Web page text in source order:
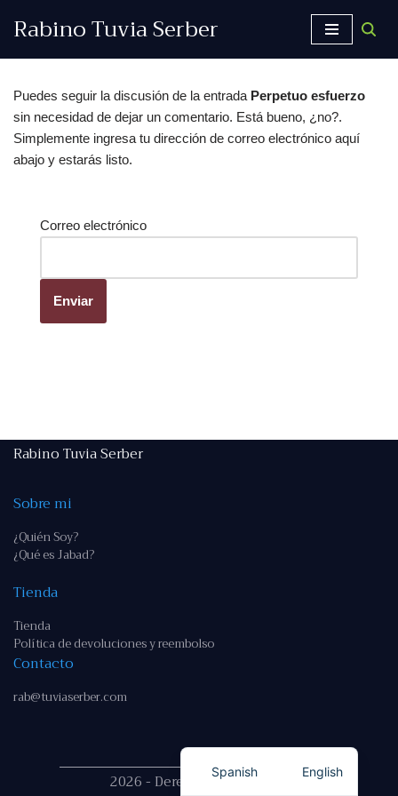
contenido
Rabino Tuvia Serber
Puedes seguir la discusión de la entrada Perpetuo esfuerzo
sin necesidad de dejar un comentario. Está bueno, ¿no?.
Simplemente ingresa tu dirección de correo electrónico aquí
abajo y estarás listo.
Correo electrónico
Rabino Tuvia Serber
Sobre mi
¿Quién Soy?
¿Qué es Jabad?
Tienda
Tienda
Política de devoluciones y reembolso
Contacto
rab@tuviaserber.com
2026 - Derechos reservados
Spanish English